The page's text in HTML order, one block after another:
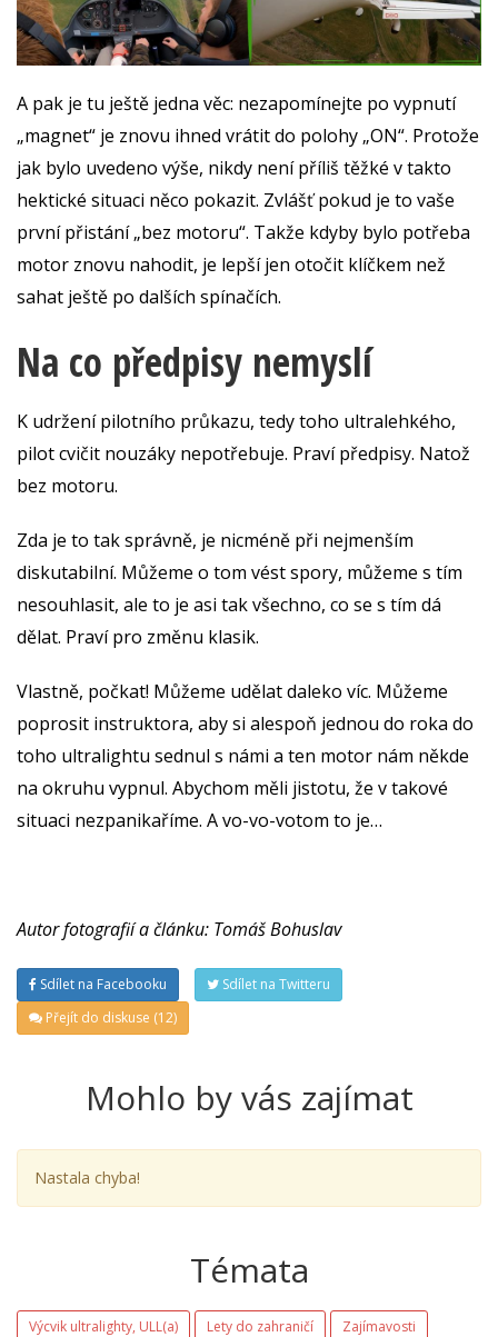
A pak je tu ještě jedna věc: nezapomínejte po vypnutí
„magnet“ je znovu ihned vrátit do polohy „ON“. Protože
jak bylo uvedeno výše, nikdy není příliš těžké v takto
hektické situaci něco pokazit. Zvlášť pokud je to vaše
první přistání „bez motoru“. Takže kdyby bylo potřeba
motor znovu nahodit, je lepší jen otočit klíčkem než
sahat ještě po dalších spínačích.
Na co předpisy nemyslí
K udržení pilotního průkazu, tedy toho ultralehkého,
pilot cvičit nouzáky nepotřebuje. Praví předpisy. Natož
bez motoru.
Zda je to tak správně, je nicméně při nejmenším
diskutabilní. Můžeme o tom vést spory, můžeme s tím
nesouhlasit, ale to je asi tak všechno, co se s tím dá
dělat. Praví pro změnu klasik.
Vlastně, počkat! Můžeme udělat daleko víc. Můžeme
poprosit instruktora, aby si alespoň jednou do roka do
toho ultralightu sednul s námi a ten motor nám někde
na okruhu vypnul. Abychom měli jistotu, že v takové
situaci nezpanikaříme. A vo-vo-votom to je…
Autor fotografií a článku: Tomáš Bohuslav
Sdílet na Facebooku
Sdílet na Twitteru
Přejít do diskuse (12)
Mohlo by vás zajímat
Nastala chyba!
Témata
Výcvik ultralighty, ULL(a) Lety do zahraničí Zajímavosti